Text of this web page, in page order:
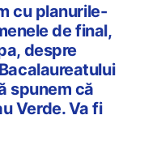
cu planurile-
de final,
despre
spunem că
Verde. Va fi